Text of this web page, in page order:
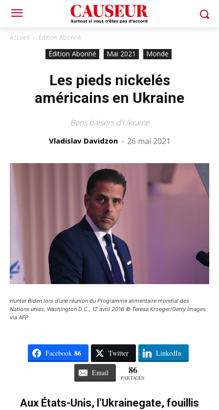
Accueil Édition Abonné
Édition Abonné Mai 2021 Monde
Les pieds nickelés
américains en Ukraine
Bons baisers d'Ukraine
Vladislav Davidzon - 26 mai 2021
Hunter Biden lors d'une réunion du Programme alimentaire mondial des
Nations unies, Washington D.C., 12 avril 2016 © Teresa Kroeger/Getty Images
via AFP
Facebook 86 Twitter LinkedIn
Email 86
PARTAGES
Aux États-Unis, l’Ukrainegate, fouillis